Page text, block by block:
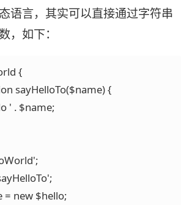
语言，其实可以直接通过字符串
，如下：
{
sayHelloTo($name) {
' . $name;
= new $hello;